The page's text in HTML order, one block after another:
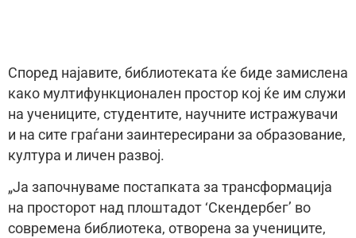
Според најавите, библиотеката ќе биде замислена
како мултифункционален простор кој ќе им служи
на учениците, студентите, научните истражувачи
и на сите граѓани заинтересирани за образование,
култура и личен развој.
„Ја започнуваме постапката за трансформација
на просторот над плоштадот ‘Скендербег’ во
современа библиотека, отворена за учениците,